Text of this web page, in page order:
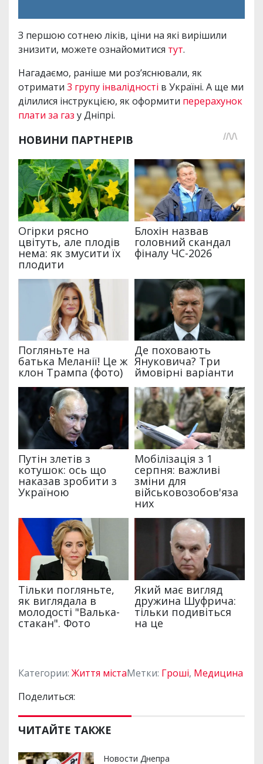
З першою сотнею ліків, ціни на які вирішили
знизити, можете ознайомитися тут.
Нагадаємо, раніше ми роз’яснювали, як
отримати 3 групу інвалідності в Україні. А ще ми
ділилися інструкцією, як оформити перерахунок
плати за газ у Дніпрі.
Категории: Життя містаМетки: Гроші, Медицина
Поделиться:
ЧИТАЙТЕ ТАКЖЕ
Новости Днепра